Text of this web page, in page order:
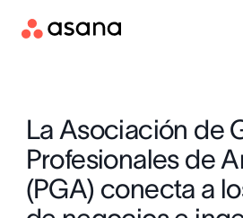
La Asociación de
Profesionales de
(PGA) conecta a